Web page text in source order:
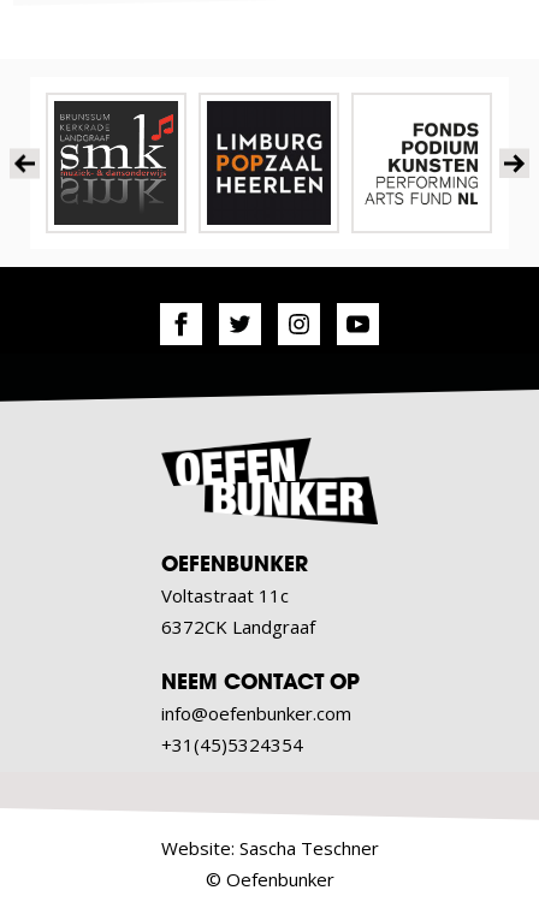
OEFENBUNKER
Voltastraat 11c
6372CK Landgraaf
NEEM CONTACT OP
info@oefenbunker.com
+31(45)5324354
Website: Sascha Teschner
© Oefenbunker